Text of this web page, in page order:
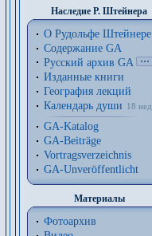
Наследие Р. Штейнера
О Рудольфе Штейнере
Содержание GA
Русский архив GA
Изданные книги
География лекций
Календарь души
18 нед.
GA-Katalog
GA-Beiträge
Vortragsverzeichnis
GA-Unveröffentlicht
Материалы
Фотоархив